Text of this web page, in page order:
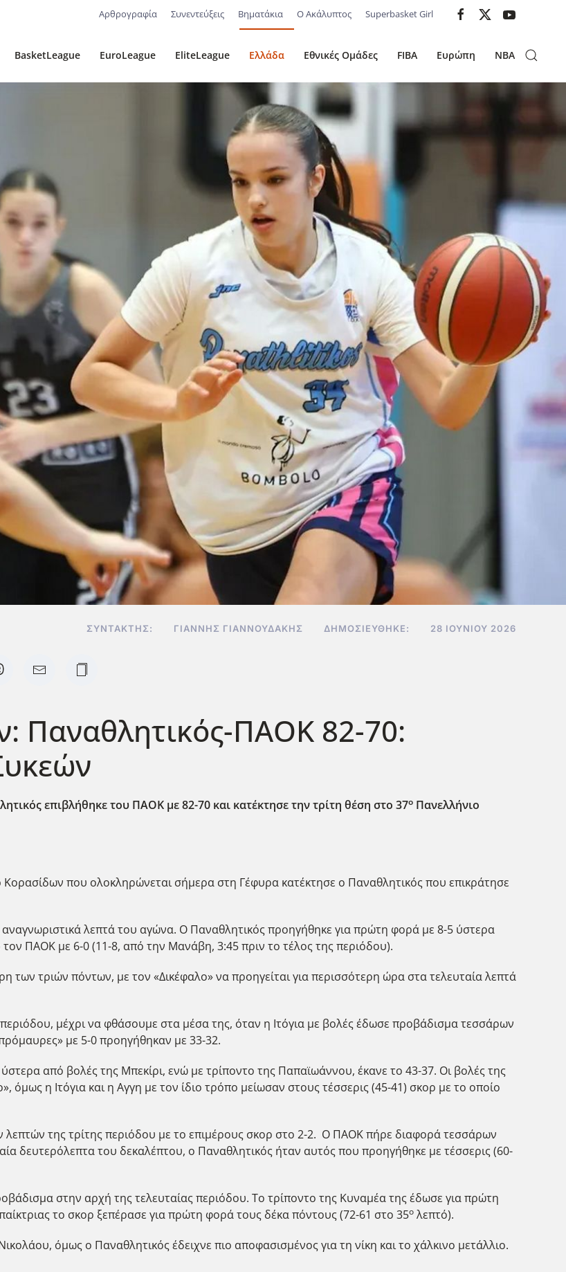
Αρθρογραφία Συνεντεύξεις Βηματάκια Ο Ακάλυπτος Superbasket Girl
BasketLeague EuroLeague EliteLeague Ελλάδα Εθνικές Ομάδες FIBA Ευρώπη NBA
ΣΥΝΤΆΚΤΗΣ: ΓΙΆΝΝΗΣ ΓΙΑΝΝΟΥΔΆΚΗΣ ΔΗΜΟΣΙΕΎΘΗΚΕ: 28 ΙΟΥΝΊΟΥ 2026
Παναθλητικός-ΠΑΟΚ 82-70:
επιβλήθηκε του ΠΑΟΚ με 82-70 και κατέκτησε την τρίτη θέση στο 37ο Πανελλήνιο
Κορασίδων που ολοκληρώνεται σήμερα στη Γέφυρα κατέκτησε ο Παναθλητικός που επικράτησε
λεπτά του αγώνα. Ο Παναθλητικός προηγήθηκε για πρώτη φορά με 8-5 ύστερα
ΠΑΟΚ με 6-0 (11-8, από την Μανάβη, 3:45 πριν το τέλος της περιόδου).
τριών πόντων, με τον «Δικέφαλο» να προηγείται για περισσότερη ώρα στα τελευταία λεπτά
μέχρι να φθάσουμε στα μέσα της, όταν η Ιτόγια με βολές έδωσε προβάδισμα τεσσάρων
με 5-0 προηγήθηκαν με 33-32.
από βολές της Μπεκίρι, ενώ με τρίποντο της Παπαϊωάννου, έκανε το 43-37. Οι βολές της
η Ιτόγια και η Αγγη με τον ίδιο τρόπο μείωσαν στους τέσσερις (45-41) σκορ με το οποίο
λεπτών της τρίτης περιόδου με το επιμέρους σκορ στο 2-2. Ο ΠΑΟΚ πήρε διαφορά τεσσάρων
δευτερόλεπτα του δεκαλέπτου, ο Παναθλητικός ήταν αυτός που προηγήθηκε με τέσσερις (60-
στην αρχή της τελευταίας περιόδου. Το τρίποντο της Κυναμέα της έδωσε για πρώτη
το σκορ ξεπέρασε για πρώτη φορά τους δέκα πόντους (72-61 στο 35ο λεπτό).
όμως ο Παναθλητικός έδειχνε πιο αποφασισμένος για τη νίκη και το χάλκινο μετάλλιο.